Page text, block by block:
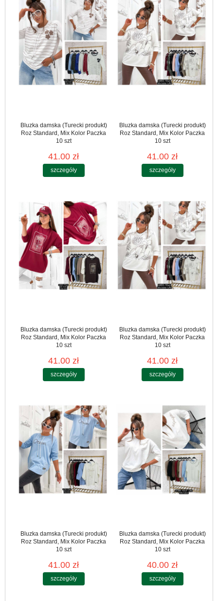
Bluzka damska (Turecki produkt)
Roz Standard, Mix Kolor Paczka
10 szt
41.00 zł
szczegóły
Bluzka damska (Turecki produkt)
Roz Standard, Mix Kolor Paczka
10 szt
41.00 zł
szczegóły
Bluzka damska (Turecki produkt)
Roz Standard, Mix Kolor Paczka
10 szt
41.00 zł
szczegóły
Bluzka damska (Turecki produkt)
Roz Standard, Mix Kolor Paczka
10 szt
41.00 zł
szczegóły
Bluzka damska (Turecki produkt)
Roz Standard, Mix Kolor Paczka
10 szt
41.00 zł
szczegóły
Bluzka damska (Turecki produkt)
Roz Standard, Mix Kolor Paczka
10 szt
40.00 zł
szczegóły